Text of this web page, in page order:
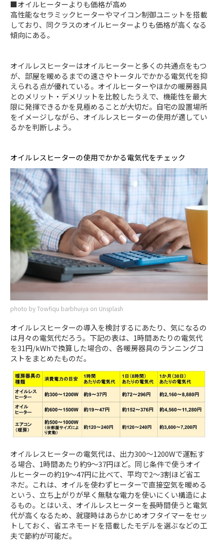
■オイルヒーターよりも価格が高め
高性能なセラミックヒーターやマイコン制御ユニットを搭載
しており、同クラスのオイルヒーターよりも価格が高くなる
傾向にある。
オイルレスヒーターはオイルヒーターと多くの共通点をもつ
が、部屋を暖めるまでの速さやトータルでかかる電気代を抑
えられる点が優れている。オイルヒーターやほかの暖房器具
とのメリット・デメリットを比較したうえで、機能性を最大
限に発揮できるかを見極めることが大切だ。自宅の設置場所
をイメージしながら、オイルレスヒーターの使用が適してい
るかを判断しよう。
オイルレスヒーターの使用でかかる電気代をチェック
photo by Towfiqu barbhuiya on Unsplash
オイルレスヒーターの導入を検討するにあたり、気になるの
は月々の電気代だろう。下記の表は、1時間あたりの電気代
を31円/kWhで換算した場合の、各暖房器具のランニングコ
ストをまとめたものだ。
オイルレスヒーターの電気代は、出力300～1200Wで運転す
る場合、1時間あたり約9～37円ほど。同じ条件で使うオイ
ルヒーターの約19～47円に比べて、平均で2～3割ほど省エ
ネだ。これは、オイルを使わずヒーターで直接空気を暖める
という、立ち上がりが早く無駄な電力を使いにくい構造によ
るもの。とはいえ、オイルレスヒーターを長時間使うと電気
代が高くなるため、就寝時はあらかじめオフタイマーをセッ
トしておく、省エネモードを搭載したモデルを選ぶなどの工
夫で節約が可能だ。